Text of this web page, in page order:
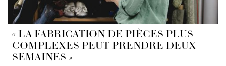
« LA FABRICATION DE PIÈCES PLUS
COMPLEXES PEUT PRENDRE DEUX
SEMAINES »